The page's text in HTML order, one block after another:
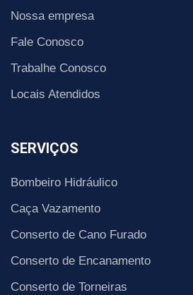
Nossa empresa
Fale Conosco
Trabalhe Conosco
Locais Atendidos
SERVIÇOS
Bombeiro Hidráulico
Caça Vazamento
Conserto de Cano Furado
Conserto de Encanamento
Conserto de Torneiras